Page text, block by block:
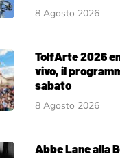
8 Agosto 2026
TolfArte 2026
vivo, il
sabato
8 Agosto 2026
Abbe Lane alla